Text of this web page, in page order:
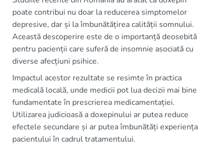
poate contribui nu doar la reducerea simptomelor
depresive, dar și la îmbunătățirea calității somnului.
Această descoperire este de o importanță deosebită
pentru pacienții care suferă de insomnie asociată cu
diverse afecțiuni psihice.
Impactul acestor rezultate se resimte în practica
medicală locală, unde medicii pot lua decizii mai bine
fundamentate în prescrierea medicamentației.
Utilizarea judicioasă a doxepinului ar putea reduce
efectele secundare și ar putea îmbunătăți experiența
pacientului în cadrul tratamentului.